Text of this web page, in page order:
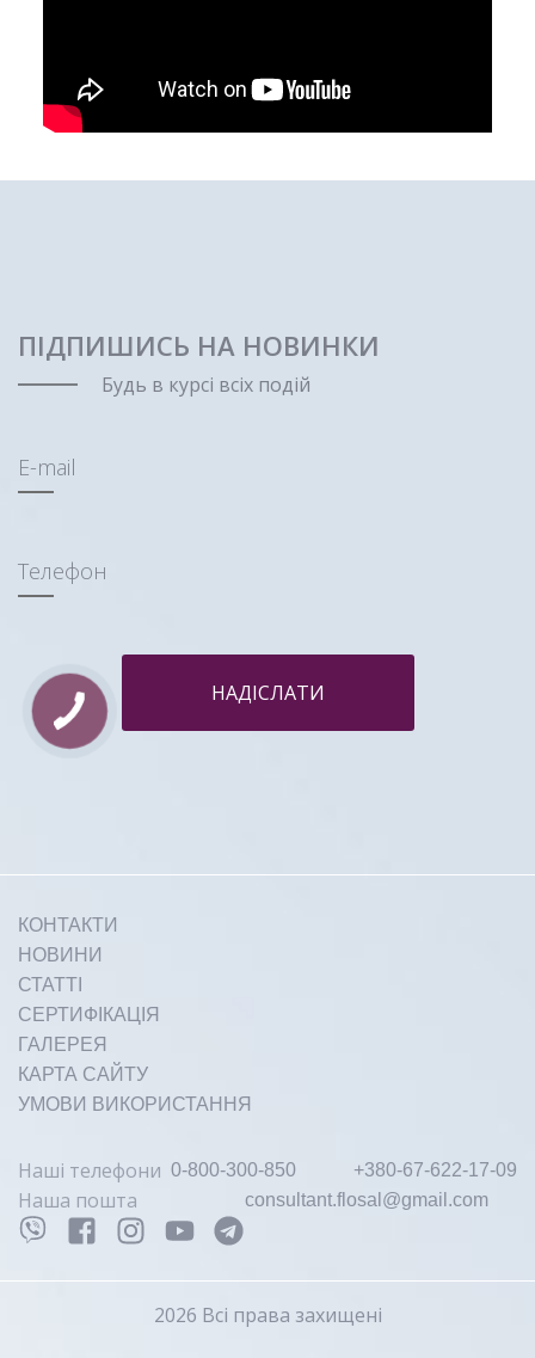
ПІДПИШИСЬ НА НОВИНКИ
Будь в курсі всіх подій
E-mail
Телефон
НАДІСЛАТИ
КОНТАКТИ
НОВИНИ
СТАТТІ
СЕРТИФІКАЦІЯ
ГАЛЕРЕЯ
КАРТА САЙТУ
УМОВИ ВИКОРИСТАННЯ
Наші телефони 0-800-300-850 +380-67-622-17-09
Наша пошта consultant.flosal@gmail.com
2026 Всі права захищені